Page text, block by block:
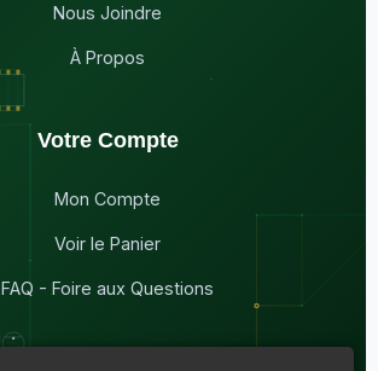
Nous Joindre
À Propos
Votre Compte
Mon Compte
Voir le Panier
FAQ - Foire aux Questions